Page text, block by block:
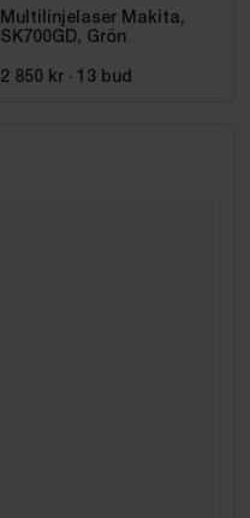
Multilinjelaser Makita,
SK700GD, Grön
2 850 kr · 13 bud